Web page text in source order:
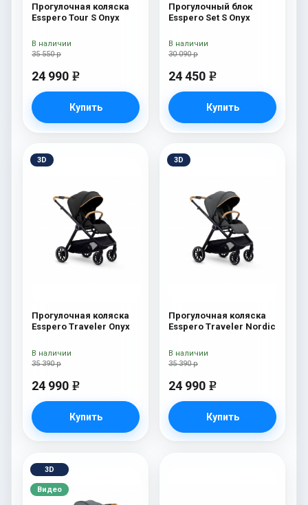
Прогулочная коляска
Esspero Tour S Onyx
35 550 р
24 990 e
Купить
В наличии
Прогулочный блок
Esspero Set S Onyx
30 090 р
24 450 e
Купить
В наличии
3D
Прогулочная коляска
Esspero Traveler Onyx
35 390 р
24 990 e
Купить
В наличии
3D
Прогулочная коляска
Esspero Traveler Nordic
35 390 р
24 990 e
Купить
В наличии
3D
Видео